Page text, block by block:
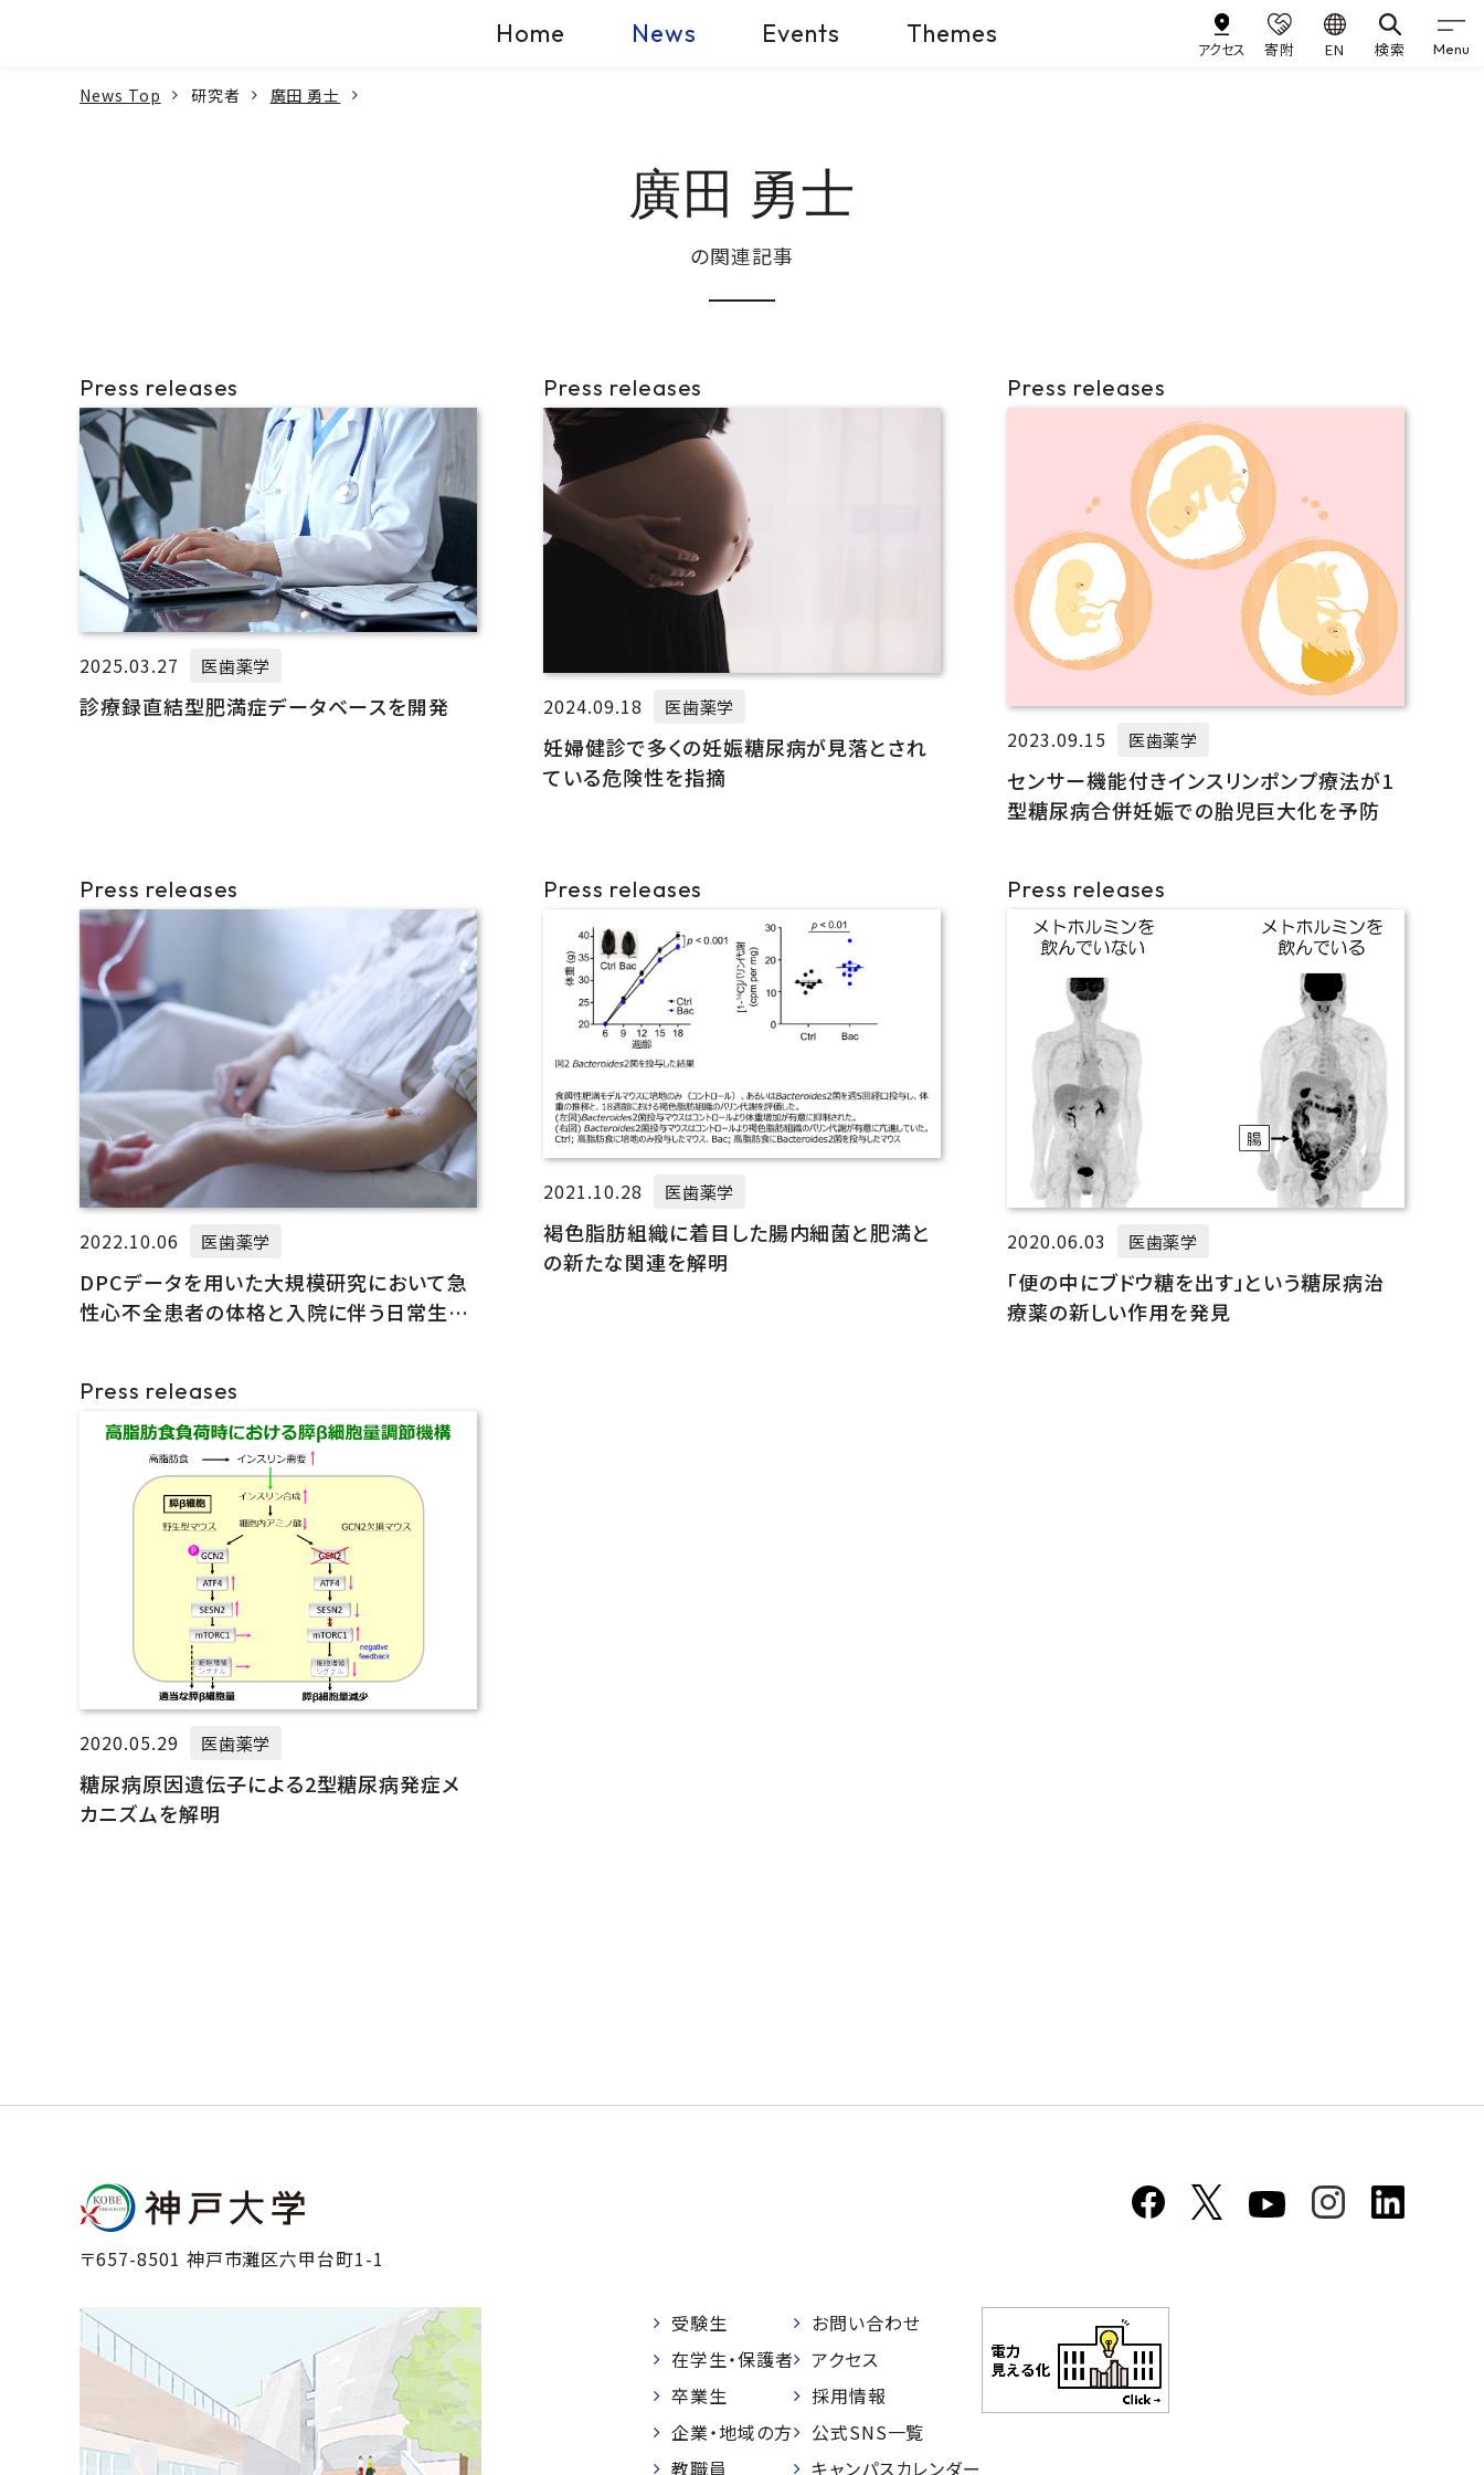
Home News Events Themes
アクセス 寄附 EN 検索 Menu
News Top 研究者 廣田 勇士
廣田 勇士
の関連記事
Press releases
2025.03.27 医歯薬学
診療録直結型肥満症データベースを開発
Press releases
2024.09.18 医歯薬学
妊婦健診で多くの妊娠糖尿病が見落とされ
ている危険性を指摘
Press releases
2023.09.15 医歯薬学
センサー機能付きインスリンポンプ療法が1
型糖尿病合併妊娠での胎児巨大化を予防
Press releases
2022.10.06 医歯薬学
DPCデータを用いた大規模研究において急
性心不全患者の体格と入院に伴う日常生活
Press releases
2021.10.28 医歯薬学
褐色脂肪組織に着目した腸内細菌と肥満と
の新たな関連を解明
Press releases
2020.06.03 医歯薬学
「便の中にブドウ糖を出す」という糖尿病治
療薬の新しい作用を発見
Press releases
2020.05.29 医歯薬学
糖尿病原因遺伝子による2型糖尿病発症メ
カニズムを解明
〒657-8501 神戸市灘区六甲台町1-1
受験生
在学生・保護者
卒業生
企業・地域の方
教職員
お問い合わせ
アクセス
採用情報
公式SNS一覧
キャンパスカレンダー